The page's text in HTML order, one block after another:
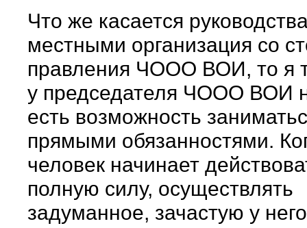
Что же касается
местными организация со
правления ЧООО ВОИ, то я
у председателя ЧООО ВОИ
есть возможность
прямыми обязанностями.
человек начинает
полную силу, осуществлять
задуманное, зачастую у него